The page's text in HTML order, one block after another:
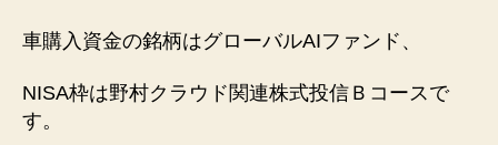
車購入資金の銘柄はグローバルAIファンド、
NISA枠は野村クラウド関連株式投信Ｂコースで
す。